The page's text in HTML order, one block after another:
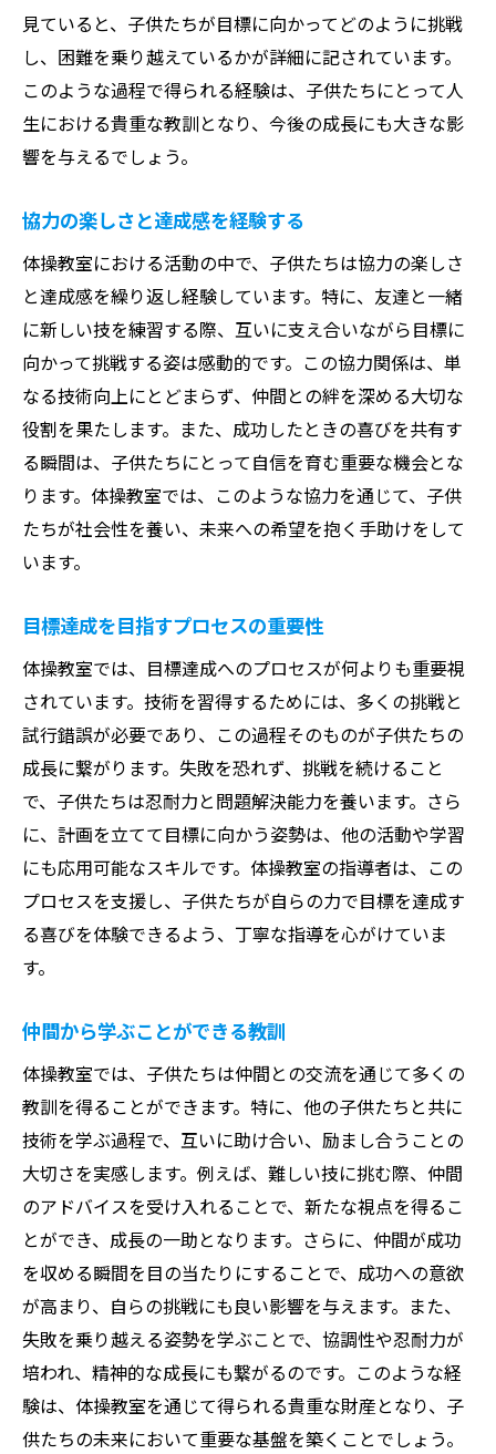
見ていると、子供たちが目標に向かってどのように挑戦
し、困難を乗り越えているかが詳細に記されています。
このような過程で得られる経験は、子供たちにとって人
生における貴重な教訓となり、今後の成長にも大きな影
響を与えるでしょう。
協力の楽しさと達成感を経験する
体操教室における活動の中で、子供たちは協力の楽しさ
と達成感を繰り返し経験しています。特に、友達と一緒
に新しい技を練習する際、互いに支え合いながら目標に
向かって挑戦する姿は感動的です。この協力関係は、単
なる技術向上にとどまらず、仲間との絆を深める大切な
役割を果たします。また、成功したときの喜びを共有す
る瞬間は、子供たちにとって自信を育む重要な機会とな
ります。体操教室では、このような協力を通じて、子供
たちが社会性を養い、未来への希望を抱く手助けをして
います。
目標達成を目指すプロセスの重要性
体操教室では、目標達成へのプロセスが何よりも重要視
されています。技術を習得するためには、多くの挑戦と
試行錯誤が必要であり、この過程そのものが子供たちの
成長に繋がります。失敗を恐れず、挑戦を続けること
で、子供たちは忍耐力と問題解決能力を養います。さら
に、計画を立てて目標に向かう姿勢は、他の活動や学習
にも応用可能なスキルです。体操教室の指導者は、この
プロセスを支援し、子供たちが自らの力で目標を達成す
る喜びを体験できるよう、丁寧な指導を心がけていま
す。
仲間から学ぶことができる教訓
体操教室では、子供たちは仲間との交流を通じて多くの
教訓を得ることができます。特に、他の子供たちと共に
技術を学ぶ過程で、互いに助け合い、励まし合うことの
大切さを実感します。例えば、難しい技に挑む際、仲間
のアドバイスを受け入れることで、新たな視点を得るこ
とができ、成長の一助となります。さらに、仲間が成功
を収める瞬間を目の当たりにすることで、成功への意欲
が高まり、自らの挑戦にも良い影響を与えます。また、
失敗を乗り越える姿勢を学ぶことで、協調性や忍耐力が
培われ、精神的な成長にも繋がるのです。このような経
験は、体操教室を通じて得られる貴重な財産となり、子
供たちの未来において重要な基盤を築くことでしょう。